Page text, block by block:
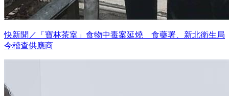
快新聞／「寶林茶室」食物中毒案延燒 食藥署、新北衛生局
今稽查供應商